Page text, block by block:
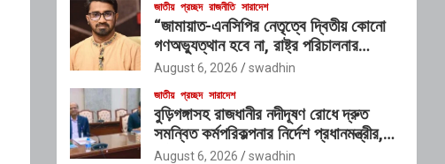
জাতীয় প্রচ্ছদ রাজনীতি সারাদেশ
“জামায়াত-এনসিপির নেতৃত্বে দ্বিতীয় কোনো
গণঅভ্যুত্থান হবে না, রাষ্ট্র পরিচালনার
যোগ্যতাও তাদের নেই”: রাশেদ খাঁনের
August 6, 2026 swadhin
জাতীয় প্রচ্ছদ সারাদেশ
বুড়িগঙ্গাসহ রাজধানীর নদীদূষণ রোধে দ্রুত
সমন্বিত কর্মপরিকল্পনার নির্দেশ প্রধানমন্ত্রীর,
গঠিত হচ্ছে আন্তঃসংস্থা সমন্বয় কমিটি
August 6, 2026 swadhin